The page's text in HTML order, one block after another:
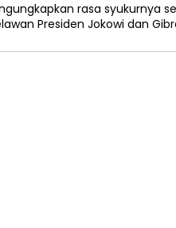
rasa syukurnya
Presiden Jokowi dan